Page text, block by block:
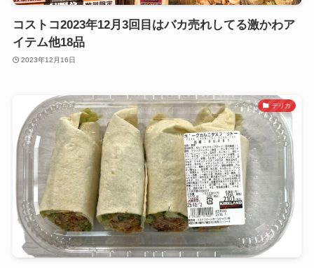
コストコ2023年12月3回目はバカ売れしてる激かわア
イテム他18品
2023年12月16日
デリカ